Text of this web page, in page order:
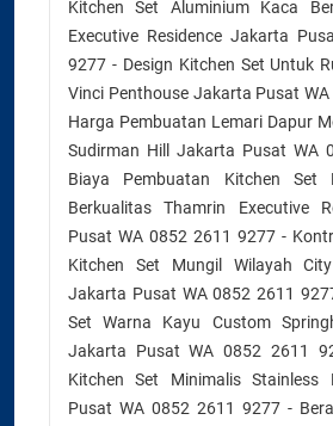
Kitchen Set Aluminium Kaca
Executive Residence Jakarta
9277 - Design Kitchen Set Untuk
Vinci Penthouse Jakarta Pusat
Harga Pembuatan Lemari Dapur
Sudirman Hill Jakarta Pusat WA
Biaya Pembuatan Kitchen Set
Berkualitas Thamrin Executive
Pusat WA 0852 2611 9277 -
Kitchen Set Mungil Wilayah
Jakarta Pusat WA 0852 2611
Set Warna Kayu Custom
Jakarta Pusat WA 0852 2611
Kitchen Set Minimalis Stainless
Pusat WA 0852 2611 9277 -